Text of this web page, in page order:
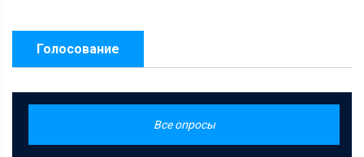
Голосование
Все опросы